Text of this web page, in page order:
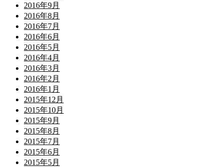
2016年9月
2016年8月
2016年7月
2016年6月
2016年5月
2016年4月
2016年3月
2016年2月
2016年1月
2015年12月
2015年10月
2015年9月
2015年8月
2015年7月
2015年6月
2015年5月